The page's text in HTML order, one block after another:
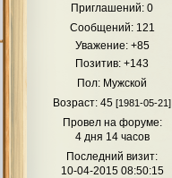
Приглашений: 0
Сообщений:121
Уважение: +85
Позитив: +143
Пол: Мужской
Возраст: 45 [1981-05-21]
Провел на форуме:
4 дня 14 часов
Последний визит:
10-04-2015 08:50:15